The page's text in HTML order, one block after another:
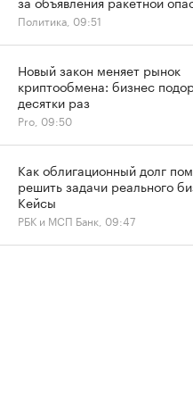
Политика, 09:51
Новый закон меняет рынок
криптообмена: бизнес
десятки раз
Pro, 09:50
Как облигационный долг
решить задачи реального
Кейсы
РБК и МСП Банк, 09:47